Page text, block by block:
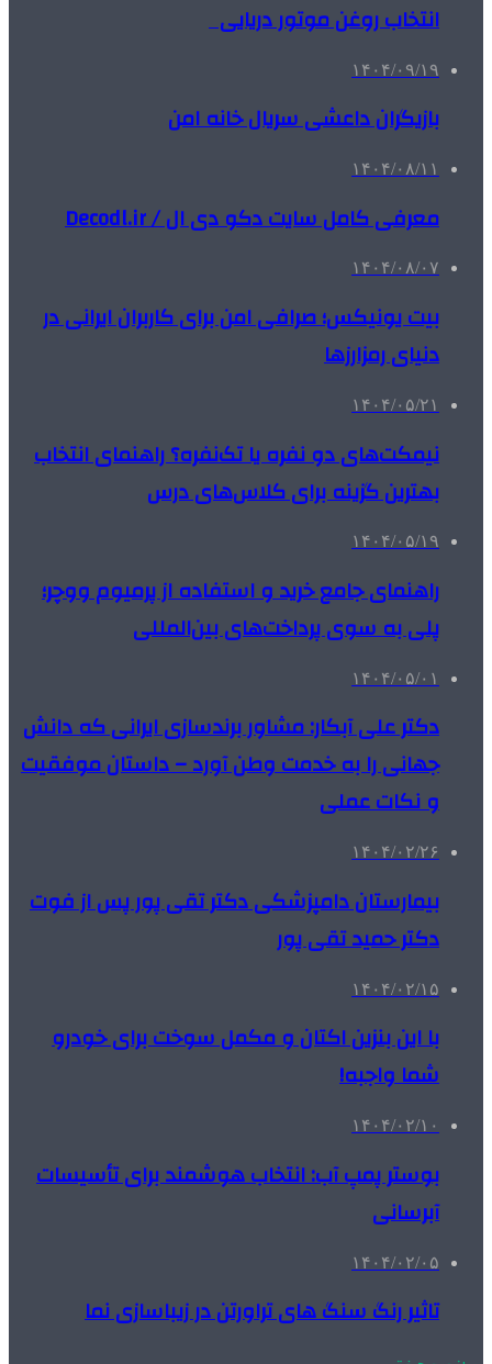
انتخاب روغن موتور دریایی
۱۴۰۴/۰۹/۱۹
بازیگران داعشی سریال خانه امن
۱۴۰۴/۰۸/۱۱
معرفی کامل سایت دکو دی ال / Decodl.ir
۱۴۰۴/۰۸/۰۷
بیت یونیکس؛ صرافی امن برای کاربران ایرانی در
دنیای رمزارزها
۱۴۰۴/۰۵/۲۱
نیمکت‌های دو نفره یا تک‌نفره؟ راهنمای انتخاب
بهترین گزینه برای کلاس‌های درس
۱۴۰۴/۰۵/۱۹
راهنمای جامع خرید و استفاده از پرمیوم ووچر؛
پلی به سوی پرداخت‌های بین‌المللی
۱۴۰۴/۰۵/۰۱
دکتر علی آبکار: مشاور برندسازی ایرانی که دانش
جهانی را به خدمت وطن آورد – داستان موفقیت
و نکات عملی
۱۴۰۴/۰۲/۲۶
بیمارستان دامپزشکی دکتر تقی پور پس از فوت
دکتر حمید تقی پور
۱۴۰۴/۰۲/۱۵
با این بنزین اکتان و مکمل سوخت برای خودرو
شما واجبه!
۱۴۰۴/۰۲/۱۰
بوستر پمپ آب: انتخاب هوشمند برای تأسیسات
آبرسانی
۱۴۰۴/۰۲/۰۵
تاثیر رنگ سنگ های تراورتن در زیباسازی نما